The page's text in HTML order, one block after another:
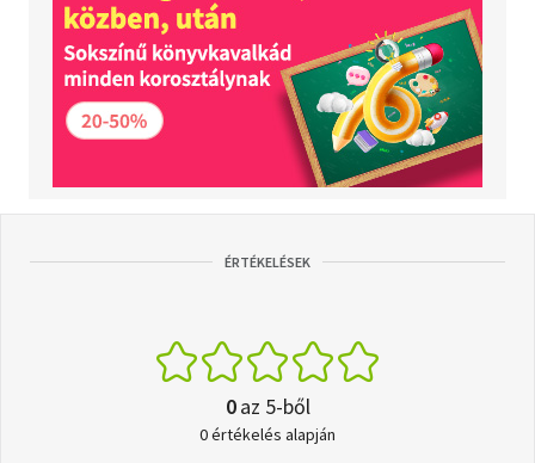
ÉRTÉKELÉSEK
0az 5-ből
0 értékelés alapján